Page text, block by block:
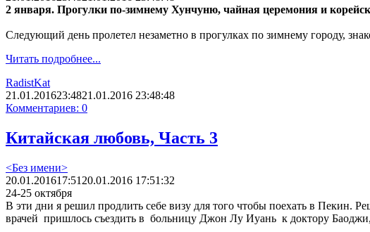
2 января. Прогулки по-зимнему Хунчуню, чайная церемония и
Следующий день пролетел незаметно в прогулках по зимнему городу,
Читать подробнее...
RadistKat
21.01.201623:4821.01.2016 23:48:48
Комментариев: 0
Китайская любовь, Часть 3
<Без имени>
20.01.201617:51 20.01.2016 17:51:32
24-25 октября
В эти дни я решил продлить себе визу для того чтобы поехать в Пекин.
врачей пришлось съездить в больницу Джон Лу Иуань к доктору